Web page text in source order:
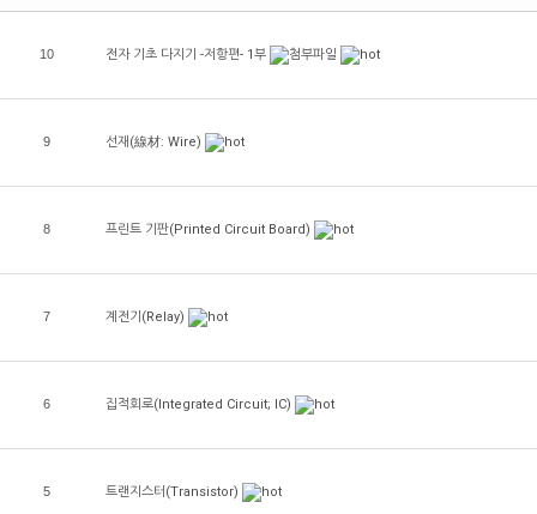
10 전자 기초 다지기 -저항편- 1부
9 선재(線材: Wire)
8 프린트 기판(Printed Circuit Board)
7 계전기(Relay)
6 집적회로(Integrated Circuit; IC)
5 트랜지스터(Transistor)